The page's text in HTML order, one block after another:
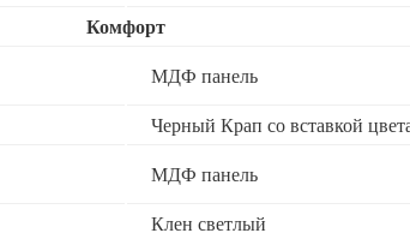
Комфорт
МДФ панель
Черный Крап со вставкой
МДФ панель
Клен светлый